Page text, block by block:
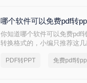
哪个软件可以免费pdf转
你知道哪个软件可以免费pdf
转换格式的，小编只推荐这
PDF转PPT 免费pdf转